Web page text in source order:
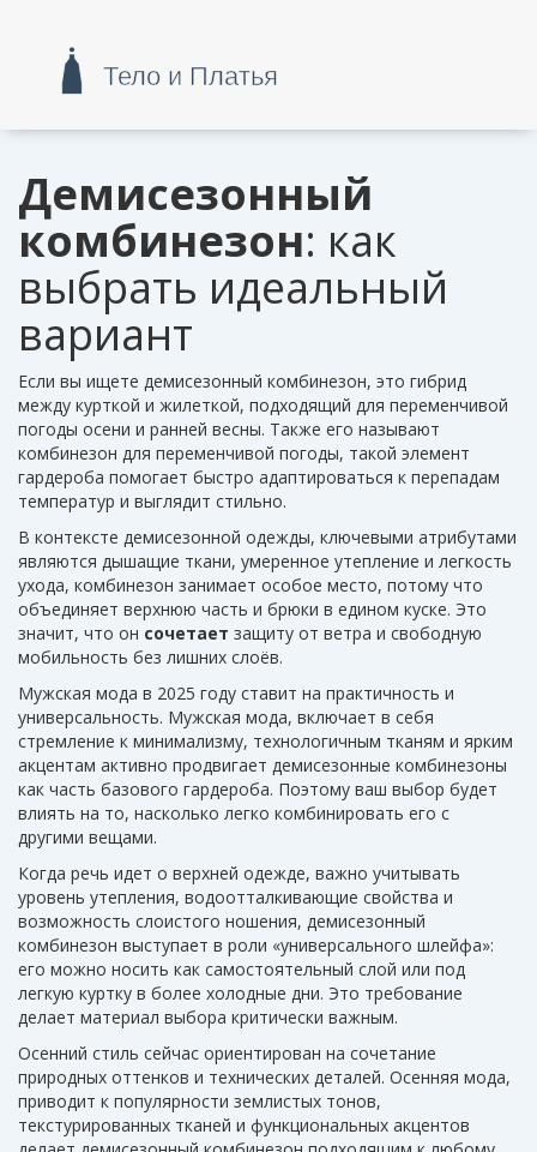
Демисезонный
комбинезон: как
выбрать идеальный
вариант
Если вы ищете демисезонный комбинезон, это гибрид
между курткой и жилеткой, подходящий для переменчивой
погоды осени и ранней весны. Также его называют
комбинезон для переменчивой погоды, такой элемент
гардероба помогает быстро адаптироваться к перепадам
температур и выглядит стильно.
В контексте демисезонной одежды, ключевыми атрибутами
являются дышащие ткани, умеренное утепление и легкость
ухода, комбинезон занимает особое место, потому что
объединяет верхнюю часть и брюки в едином куске. Это
значит, что он сочетает защиту от ветра и свободную
мобильность без лишних слоёв.
Мужская мода в 2025 году ставит на практичность и
универсальность. Мужская мода, включает в себя
стремление к минимализму, технологичным тканям и ярким
акцентам активно продвигает демисезонные комбинезоны
как часть базового гардероба. Поэтому ваш выбор будет
влиять на то, насколько легко комбинировать его с
другими вещами.
Когда речь идет о верхней одежде, важно учитывать
уровень утепления, водоотталкивающие свойства и
возможность слоистого ношения, демисезонный
комбинезон выступает в роли «универсального шлейфа»:
его можно носить как самостоятельный слой или под
легкую куртку в более холодные дни. Это требование
делает материал выбора критически важным.
Осенний стиль сейчас ориентирован на сочетание
природных оттенков и технических деталей. Осенняя мода,
приводит к популярности землистых тонов,
текстурированных тканей и функциональных акцентов